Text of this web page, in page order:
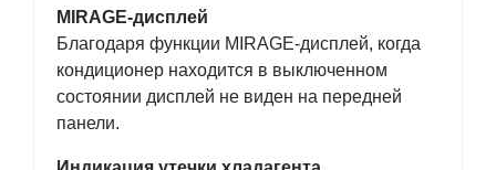
MIRAGE-дисплей
Благодаря функции MIRAGE-дисплей, когда
кондиционер находится в выключенном
состоянии дисплей не виден на передней
панели.